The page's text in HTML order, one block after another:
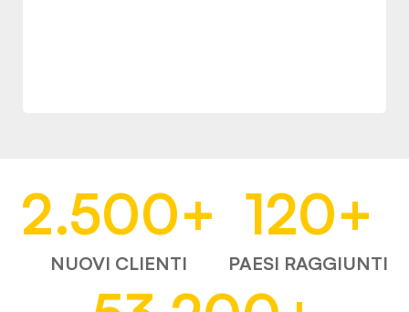
2.500+
NUOVI CLIENTI
120+
PAESI RAGGIUNTI